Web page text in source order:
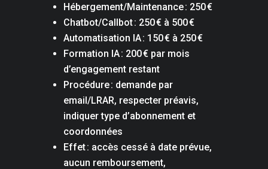
Hébergement/Maintenance : 250 €
Chatbot/Callbot : 250 € à 500 €
Automatisation IA : 150 € à 250 €
Formation IA : 200 € par mois
d’engagement restant
Procédure : demande par
email/LRAR, respecter préavis,
indiquer type d’abonnement et
coordonnées
Effet : accès cessé à date prévue,
aucun remboursement,